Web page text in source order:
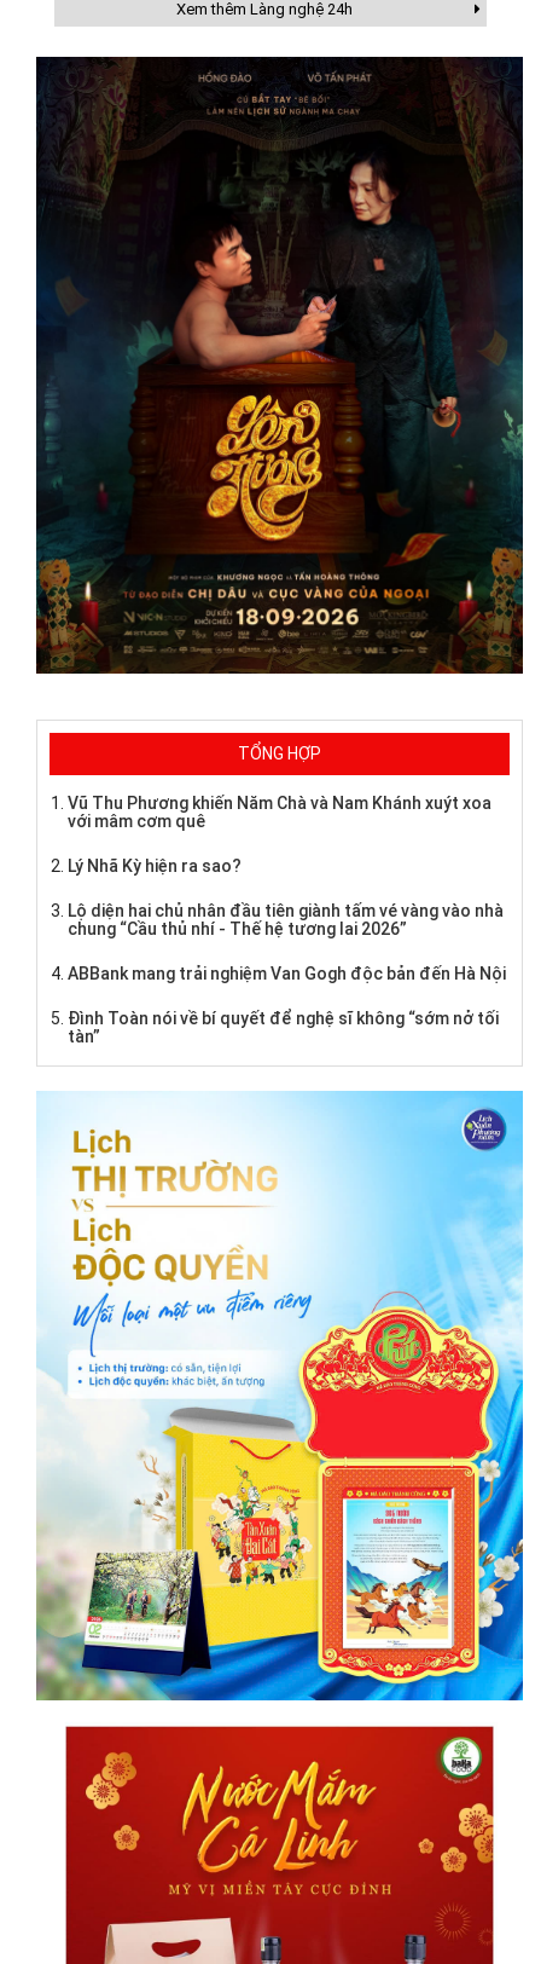
Xem thêm Làng nghệ 24h
TỔNG HỢP
Vũ Thu Phương khiến Năm Chà và Nam Khánh xuýt xoa
với mâm cơm quê
Lý Nhã Kỳ hiện ra sao?
Lộ diện hai chủ nhân đầu tiên giành tấm vé vàng vào nhà
chung “Cầu thủ nhí - Thế hệ tương lai 2026”
ABBank mang trải nghiệm Van Gogh độc bản đến Hà Nội
Đình Toàn nói về bí quyết để nghệ sĩ không “sớm nở tối
tàn”